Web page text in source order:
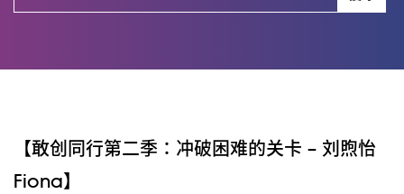
【敢创同行第二季：冲破困难的关卡 – 刘煦怡
Fiona】